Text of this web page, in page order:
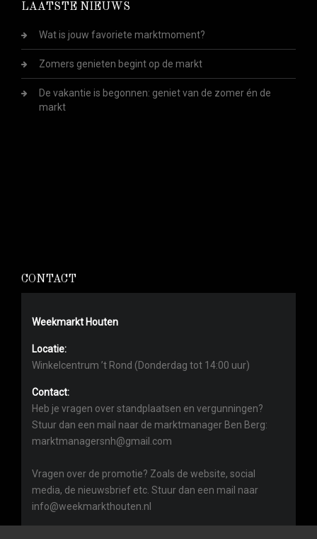
LAATSTE NIEUWS
Wat is jouw favoriete marktmoment?
Zomers genieten begint op de markt
De vakantie is begonnen: geniet van de zomer én de
markt
CONTACT
Weekmarkt Houten
Locatie:
Winkelcentrum ’t Rond (Donderdag tot 14:00 uur)
Contact:
Heb je vragen over standplaatsen en vergunningen?
Stuur dan een mail naar de marktmanager Ben Berg:
marktmanagersnh@gmail.com
Vragen over de promotie? Zoals de website, social
media, de nieuwsbrief etc. Stuur dan een mail naar
info@weekmarkthouten.nl